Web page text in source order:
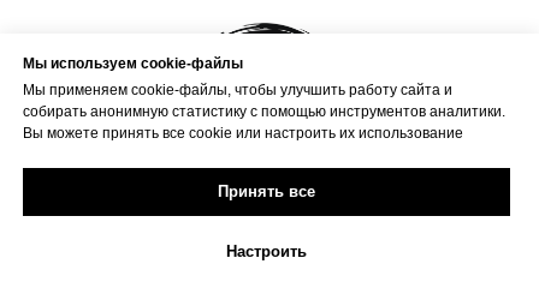
Политика конфиденциальности
Мы используем cookie-файлы
Мы применяем cookie-файлы, чтобы улучшить работу сайта и
собирать анонимную статистику с помощью инструментов аналитики.
Вы можете принять все cookie или настроить их использование
Принять все
Настроить